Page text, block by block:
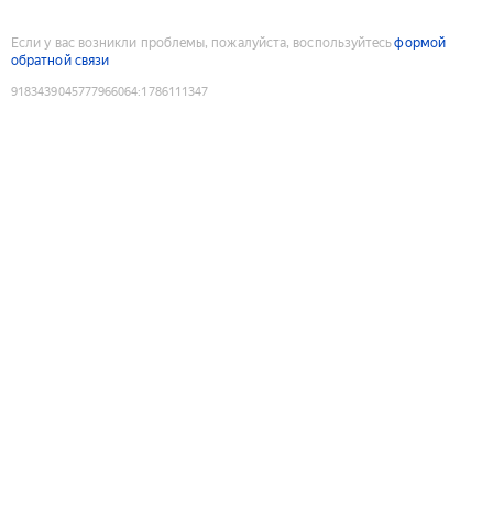
Если у вас возникли проблемы, пожалуйста, воспользуйтесьформой
обратной связи
9183439045777966064:1786111347